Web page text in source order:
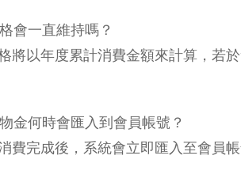
會一直維持嗎？
將以年度累計消費金額來計算，若
金何時會匯入到會員帳號？
費完成後，系統會立即匯入至會員